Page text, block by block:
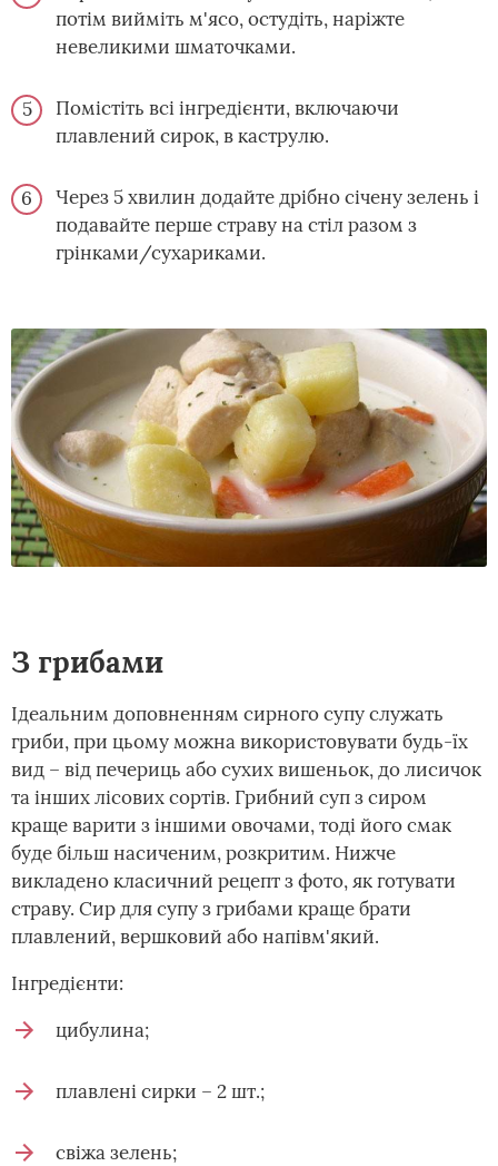
потім вийміть м'ясо, остудіть, наріжте
невеликими шматочками.
Помістіть всі інгредієнти, включаючи
плавлений сирок, в каструлю.
Через 5 хвилин додайте дрібно січену зелень і
подавайте перше страву на стіл разом з
грінками/сухариками.
З грибами
Ідеальним доповненням сирного супу служать
гриби, при цьому можна використовувати будь-їх
вид – від печериць або сухих вишеньок, до лисичок
та інших лісових сортів. Грибний суп з сиром
краще варити з іншими овочами, тоді його смак
буде більш насиченим, розкритим. Нижче
викладено класичний рецепт з фото, як готувати
страву. Сир для супу з грибами краще брати
плавлений, вершковий або напівм'який.
Інгредієнти:
цибулина;
плавлені сирки – 2 шт.;
свіжа зелень;